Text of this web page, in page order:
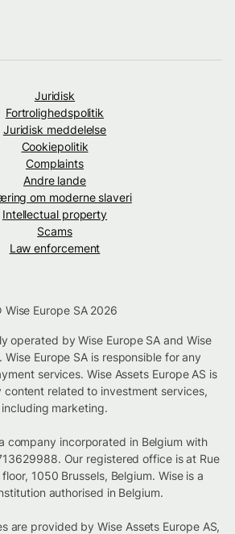
Juridisk
Fortrolighedspolitik
Juridisk meddelelse
Cookiepolitik
Complaints
Andre lande
om moderne slaveri
Intellectual property
Scams
Law enforcement
Wise Europe SA 2026
operated by Wise Europe SA and Wise
Wise Europe SA is responsible for any
services. Wise Assets Europe AS is
content related to investment services,
including marketing.
company incorporated in Belgium with
Our registered office is at Rue
1050 Brussels, Belgium. Wise is a
authorised in Belgium.
are provided by Wise Assets Europe AS,